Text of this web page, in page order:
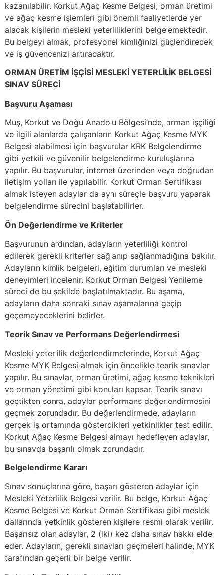
kazanılabilir. Korkut Ağaç Kesme Belgesi, orman üretimi
ve ağaç kesme işlemleri gibi önemli faaliyetlerde yer
alacak kişilerin mesleki yeterliliklerini belgelemektedir.
Bu belgeyi almak, profesyonel kimliğinizi güçlendirecek
ve iş güvencenizi artıracaktır.
ORMAN ÜRETİM İŞÇİSİ MESLEKİ YETERLİLİK BELGESİ
SINAV SÜRECİ
Başvuru Aşaması
Muş, Korkut ve Doğu Anadolu Bölgesi’nde, orman işçiliği
ve ilgili alanlarda çalışanların Korkut Ağaç Kesme MYK
Belgesi alabilmesi için başvurular KRK Belgelendirme
gibi yetkili ve güvenilir belgelendirme kuruluşlarına
yapılır. Bu başvurular, internet üzerinden veya doğrudan
iletişim yolları ile yapılabilir. Korkut Orman Sertifikası
almak isteyen adaylar da aynı süreçle başvuru yaparak
belgelendirme sürecini başlatabilirler.
Ön Değerlendirme ve Kriterler
Başvurunun ardından, adayların yeterliliği kontrol
edilerek gerekli kriterler sağlanıp sağlanmadığına bakılır.
Adayların kimlik belgeleri, eğitim durumları ve mesleki
deneyimleri incelenir. Korkut Orman Belgesi Yenileme
süreci de bu şekilde başlatılmaktadır. Bu aşama,
adayların daha sonraki sınav aşamalarına geçip
geçemeyeceklerini belirler.
Teorik Sınav ve Performans Değerlendirmesi
Mesleki yeterlilik değerlendirmelerinde, Korkut Ağaç
Kesme MYK Belgesi almak için öncelikle teorik sınavlar
yapılır. Bu sınavlar, orman üretimi, ağaç kesme teknikleri
ve orman yönetimi gibi konuları kapsar. Teorik sınavı
geçtikten sonra, adaylar performans değerlendirmesini
geçmek zorundadır. Bu değerlendirmede, adayların
gerçek iş ortamında gösterdikleri yetkinlikler test edilir.
Korkut Ağaç Kesme Belgesi almayı hedefleyen adaylar,
bu sınavda başarılı olmak zorundadır.
Belgelendirme Kararı
Sınav sonuçlarına göre, başarı gösteren adaylar için
Mesleki Yeterlilik Belgesi verilir. Bu belge, Korkut Ağaç
Kesme Belgesi ve Korkut Orman Sertifikası gibi meslek
dallarında yetkinlik gösteren kişilere resmi olarak verilir.
Başarısız olan adaylar, 2 (iki) kez daha sınav hakkı elde
eder. Adayların, gerekli sınavları geçmeleri halinde, MYK
tarafından geçerli bir belge verilir.